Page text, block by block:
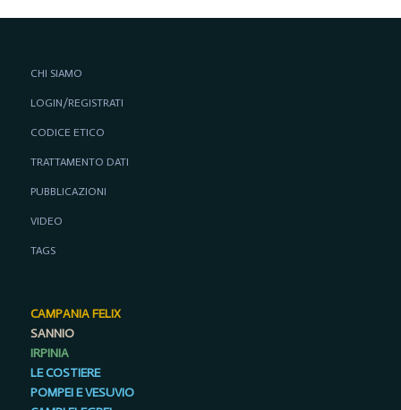
CHI SIAMO
LOGIN/REGISTRATI
CODICE ETICO
TRATTAMENTO DATI
PUBBLICAZIONI
VIDEO
TAGS
CAMPANIA FELIX
SANNIO
IRPINIA
LE COSTIERE
POMPEI E VESUVIO